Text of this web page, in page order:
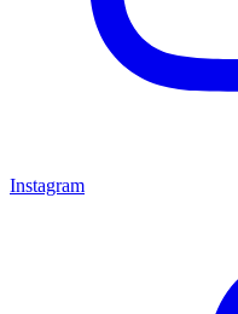
Instagram